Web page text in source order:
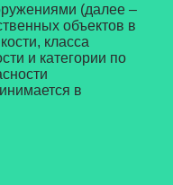
(далее –
объектов в
класса
и категории по
в